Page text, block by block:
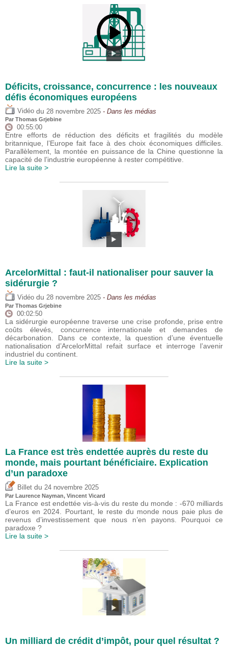
Déficits, croissance, concurrence : les nouveaux
défis économiques européens
Vidéo du 28 novembre 2025 - Dans les médias
Par Thomas Grjebine
00:55:00
Entre efforts de réduction des déficits et fragilités du modèle
britannique, l’Europe fait face à des choix économiques difficiles.
Parallèlement, la montée en puissance de la Chine questionne la
capacité de l’industrie européenne à rester compétitive.
Lire la suite >
ArcelorMittal : faut-il nationaliser pour sauver la
sidérurgie ?
Vidéo du 28 novembre 2025 - Dans les médias
Par Thomas Grjebine
00:02:50
La sidérurgie européenne traverse une crise profonde, prise entre
coûts élevés, concurrence internationale et demandes de
décarbonation. Dans ce contexte, la question d’une éventuelle
nationalisation d’ArcelorMittal refait surface et interroge l’avenir
industriel du continent.
Lire la suite >
La France est très endettée auprès du reste du
monde, mais pourtant bénéficiaire. Explication
d’un paradoxe
Billet du 24 novembre 2025
Par Laurence Nayman, Vincent Vicard
La France est endettée vis-à-vis du reste du monde : -670 milliards
d’euros en 2024. Pourtant, le reste du monde nous paie plus de
revenus d’investissement que nous n’en payons. Pourquoi ce
paradoxe ?
Lire la suite >
Un milliard de crédit d’impôt, pour quel résultat ?